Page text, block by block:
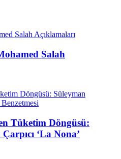
Salah
Tüketim Döngüsü:
‘La Nona’